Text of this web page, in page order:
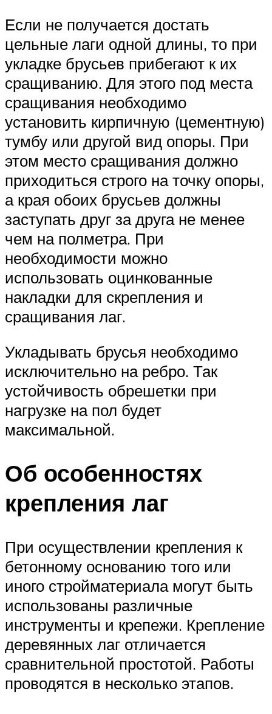
Если не получается достать
цельные лаги одной длины, то при
укладке брусьев прибегают к их
сращиванию. Для этого под места
сращивания необходимо
установить кирпичную (цементную)
тумбу или другой вид опоры. При
этом место сращивания должно
приходиться строго на точку опоры,
а края обоих брусьев должны
заступать друг за друга не менее
чем на полметра. При
необходимости можно
использовать оцинкованные
накладки для скрепления и
сращивания лаг.
Укладывать брусья необходимо
исключительно на ребро. Так
устойчивость обрешетки при
нагрузке на пол будет
максимальной.
Об особенностях
крепления лаг
При осуществлении крепления к
бетонному основанию того или
иного стройматериала могут быть
использованы различные
инструменты и крепежи. Крепление
деревянных лаг отличается
сравнительной простотой. Работы
проводятся в несколько этапов.